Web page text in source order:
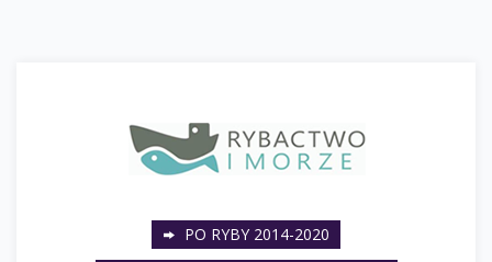
PO RYBY 2014-2020